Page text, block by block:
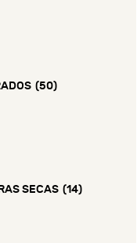
(50)
SECAS (14)